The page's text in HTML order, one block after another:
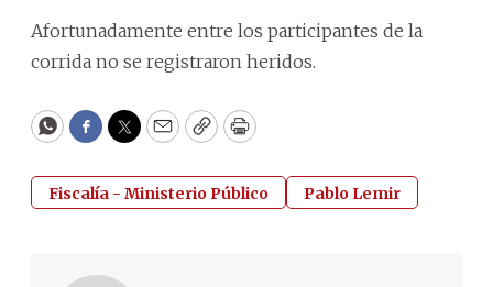
Afortunadamente entre los participantes de la
corrida no se registraron heridos.
WhatsApp
Facebook
Twitter
EmailCopyPrint
Fiscalía - Ministerio Público Pablo Lemir